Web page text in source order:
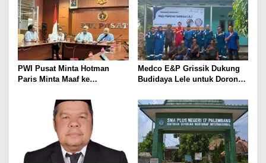
s
i
p
o
s
PWI Pusat Minta Hotman
Paris Minta Maaf ke
Pers Harus Dihormati
Medco E&P Grissik Dukung
Budidaya Lele untuk Dorong
Masyarakat